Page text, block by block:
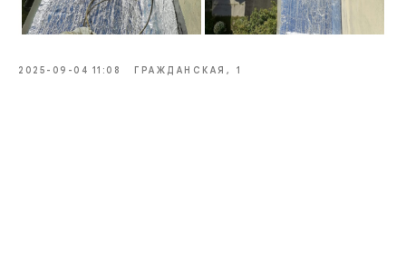
2025-09-04 11:08 ГРАЖДАНСКАЯ, 1